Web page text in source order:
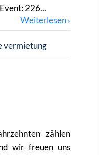
226...
Weiterlesen
vermietung
zählen
wir freuen uns